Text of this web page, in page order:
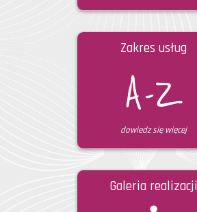
Zakres usług
dowiedz się więcej
Galeria realizacji